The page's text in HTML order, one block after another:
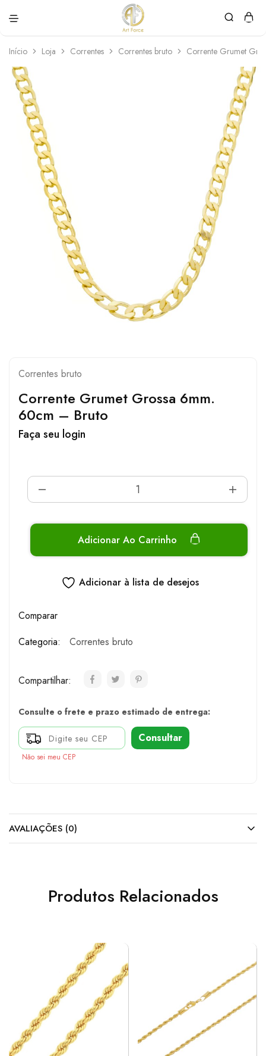
Force
personalizadas
Início Loja Correntes Correntes bruto Corrente Grumet
Correntes bruto
Corrente Grumet Grossa 6mm.
60cm – Bruto
Faça seu login
Adicionar Ao Carrinho
Adicionar à lista de desejos
Comparar
Categoria:
Correntes bruto
Compartilhar:
Consulte o frete e prazo estimado de entrega:
Consultar
Não sei meu CEP
AVALIAÇÕES (0)
Produtos Relacionados